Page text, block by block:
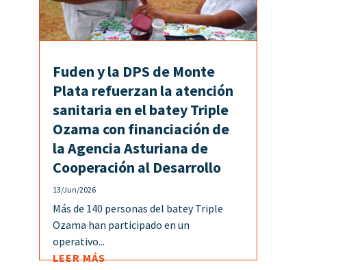
Fuden y la DPS de Monte
Plata refuerzan la atención
sanitaria en el batey Triple
Ozama con financiación de
la Agencia Asturiana de
Cooperación al Desarrollo
13/Jun/2026
Más de 140 personas del batey Triple
Ozama han participado en un
operativo...
LEER MÁS